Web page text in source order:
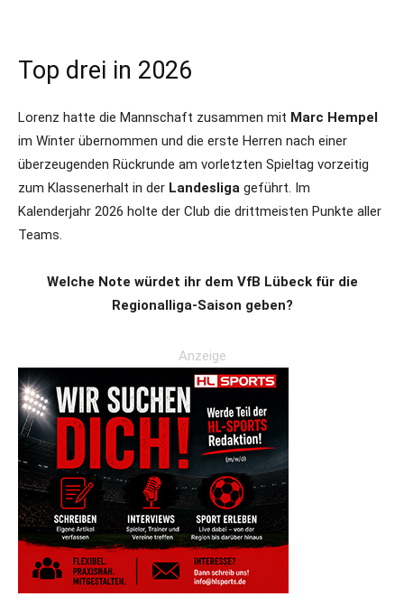
Top drei in 2026
Lorenz hatte die Mannschaft zusammen mit Marc Hempel
im Winter übernommen und die erste Herren nach einer
überzeugenden Rückrunde am vorletzten Spieltag vorzeitig
zum Klassenerhalt in der Landesliga geführt. Im
Kalenderjahr 2026 holte der Club die drittmeisten Punkte aller
Teams.
Welche Note würdet ihr dem VfB Lübeck für die
Regionalliga-Saison geben?
Anzeige